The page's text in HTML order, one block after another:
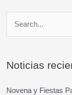
c
a
Noticias
Novena y Fiestas